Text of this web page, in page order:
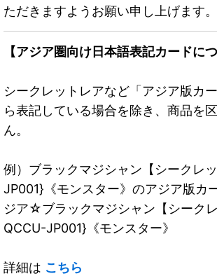
ただきますようお願い申し上げます。
【アジア圏向け日本語表記カードにつ
シークレットレアなど「アジア版カ
ら表記している場合を除き、商品を
ん。
例）ブラックマジシャン【シークレ
JP001}《モンスター》のアジア版カ
ジア☆ブラックマジシャン【シーク
QCCU-JP001}《モンスター》
詳細は こちら